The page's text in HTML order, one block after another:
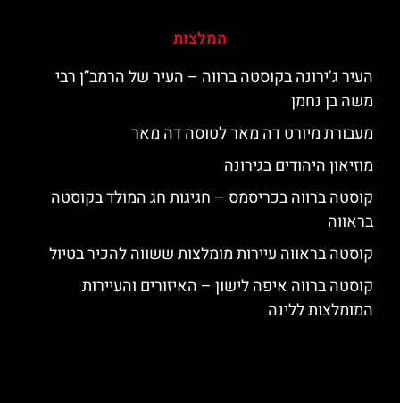
המלצות
העיר ג’ירונה בקוסטה ברווה – העיר של הרמב”ן רבי
משה בן נחמן
מעבורת מיורט דה מאר לטוסה דה מאר
מוזיאון היהודים בגירונה
קוסטה ברווה בכריסמס – חגיגות חג המולד בקוסטה
בראווה
קוסטה בראווה עיירות מומלצות ששווה להכיר בטיול
קוסטה ברווה איפה לישון – האיזורים והעיירות
המומלצות ללינה